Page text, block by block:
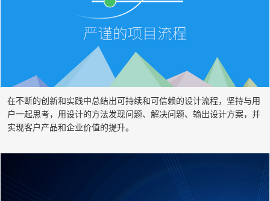
在不断的创新和实践中总结出可持续和可信赖的设计流程，坚持与用
户一起思考，用设计的方法发现问题、解决问题、输出设计方案，并
实现客户产品和企业价值的提升。